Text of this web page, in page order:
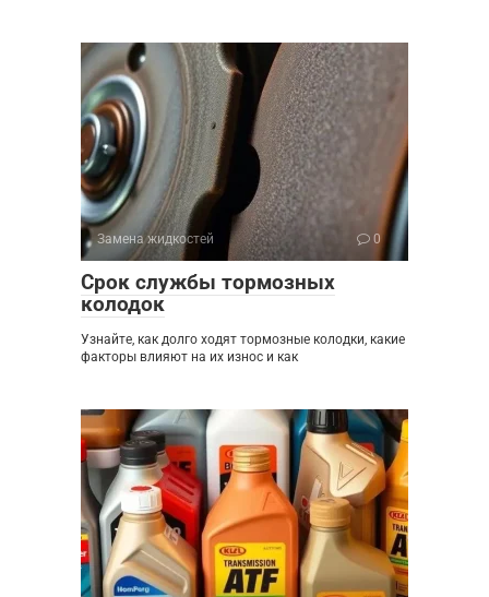
Замена жидкостей 0
Срок службы тормозных
колодок
Узнайте, как долго ходят тормозные колодки, какие
факторы влияют на их износ и как